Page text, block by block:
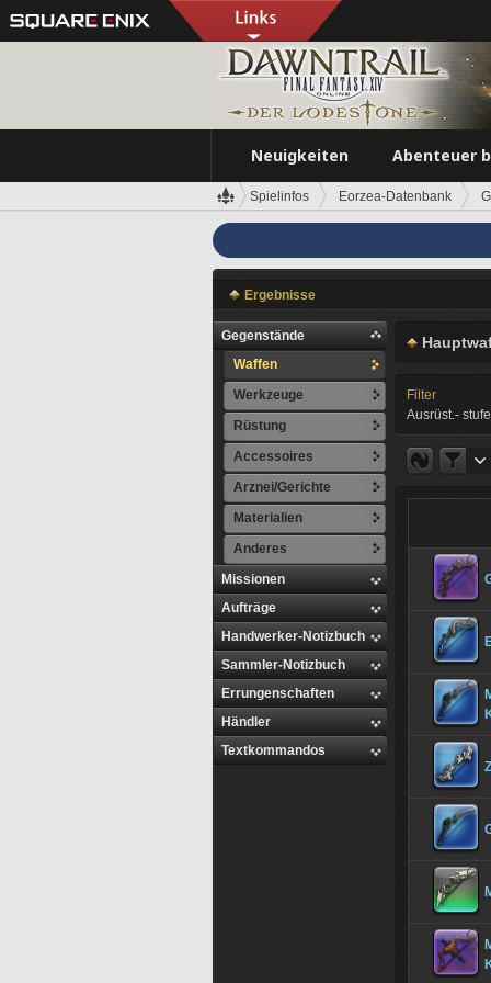
Neuigkeiten Abenteuer
Spielinfos Eorzea-Datenbank
Ergebnisse
Gegenstände
Waffen
Werkzeuge
Rüstung
Accessoires
Arznei/Gerichte
Materialien
Anderes
Missionen
Aufträge
Handwerker-Notizbuch
Sammler-Notizbuch
Errungenschaften
Händler
Textkommandos
Filter
Ausrüst.-